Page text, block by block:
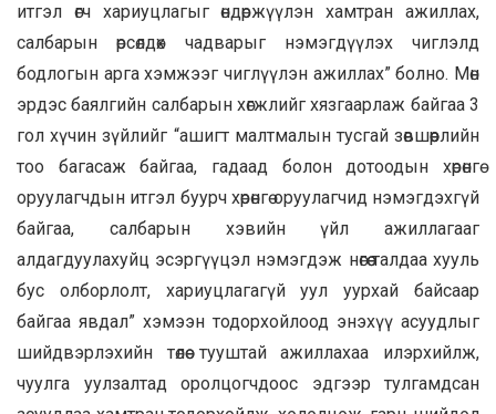
итгэл өгч хариуцлагыг өндөржүүлэн хамтран ажиллах,
салбарын өрсөлдөх чадварыг нэмэгдүүлэх чиглэлд
бодлогын арга хэмжээг чиглүүлэн ажиллах” болно. Мөн
эрдэс баялгийн салбарын хөгжлийг хязгаарлаж байгаа 3
гол хүчин зүйлийг “ашигт малтмалын тусгай зөвшөөрлийн
тоо багасаж байгаа, гадаад болон дотоодын хөрөнгө
оруулагчдын итгэл буурч хөрөнгө оруулагчид нэмэгдэхгүй
байгаа, салбарын хэвийн үйл ажиллагааг
алдагдуулахуйц эсэргүүцэл нэмэгдэж нөгөө талдаа хууль
бус олборлолт, хариуцлагагүй уул уурхай байсаар
байгаа явдал” хэмээн тодорхойлоод энэхүү асуудлыг
шийдвэрлэхийн төлөө тууштай ажиллахаа илэрхийлж,
чуулга уулзалтад оролцогчдоос эдгээр тулгамдсан